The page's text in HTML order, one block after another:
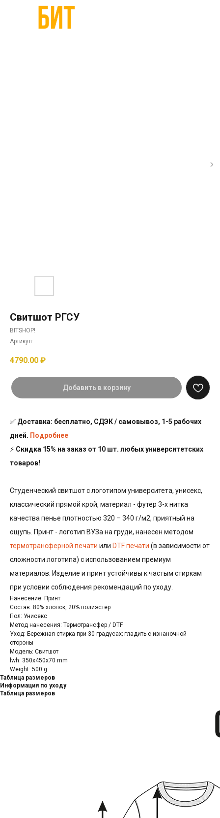
Свитшот РГСУ
BITSHOP!
Артикул:
4790.00 ₽
Добавить в корзину
✅ Доставка: бесплатно, СДЭК / самовывоз, 1-5 рабочих
дней. Подробнее
⚡ Скидка 15% на заказ от 10 шт. любых университетских
товаров!
Студенческий свитшот с логотипом университета, унисекс,
классический прямой крой, материал - футер 3-х нитка
качества пенье плотностью 320 – 340 г/м2, приятный на
ощупь. Принт - логотип ВУЗа на груди, нанесен методом
термотрансферной печати или DTF печати (в зависимости от
сложности логотипа) с использованием премиум
материалов. Изделие и принт устойчивы к частым стиркам
при условии соблюдения рекомендаций по уходу.
Нанесение: Принт
Состав: 80% хлопок, 20% полиэстер
Пол: Унисекс
Метод нанесения: Термотрансфер / DTF
Уход: Бережная стирка при 30 градусах; гладить с изнаночной
стороны
Модель: Свитшот
lwh: 350x450x70 mm
Weight: 500 g
Таблица размеров
Информация по уходу
Таблица размеров